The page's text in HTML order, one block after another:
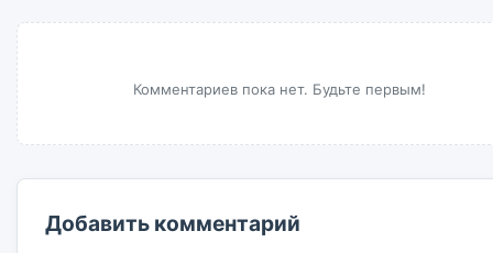
Комментариев пока нет. Будьте первым!
Добавить комментарий